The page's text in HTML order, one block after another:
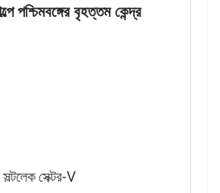
পশ্চিমবঙ্গের বৃহত্তম কেন্দ্র
সেক্টর-V